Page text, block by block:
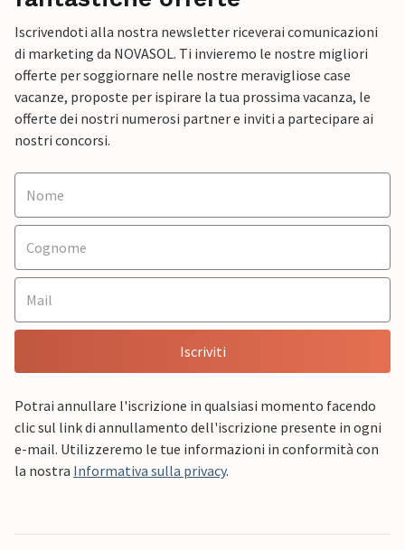
Iscrivendoti alla nostra newsletter riceverai comunicazioni
di marketing da NOVASOL. Ti invieremo le nostre migliori
offerte per soggiornare nelle nostre meravigliose case
vacanze, proposte per ispirare la tua prossima vacanza, le
offerte dei nostri numerosi partner e inviti a partecipare ai
nostri concorsi.
Iscriviti
Potrai annullare l'iscrizione in qualsiasi momento facendo
clic sul link di annullamento dell'iscrizione presente in ogni
e-mail. Utilizzeremo le tue informazioni in conformità con
la nostra Informativa sulla privacy.